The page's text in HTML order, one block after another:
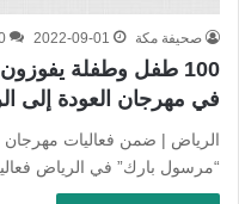
صحيفة مكة 2022-09-01
100 طفل وطفلة
في مهرجان العودة إلى
الرياض | ضمن فعاليات
“مرسول بارك” في الرياض فعالية عودة